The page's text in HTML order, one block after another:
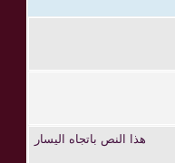
هذا النص باتجاه اليسار